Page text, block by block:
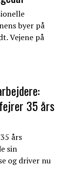
byer på
Vejene på
35 års
års
sin
og driver nu